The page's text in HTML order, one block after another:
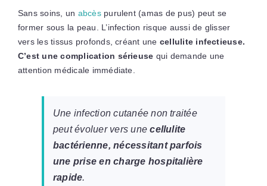
Sans soins, un abcèspurulent (amas de pus) peut se
former sous la peau. L’infection risque aussi de glisser
vers les tissus profonds, créant une cellulite infectieuse.
C’est une complication sérieuse qui demande une
attention médicale immédiate.
Une infection cutanée non traitée
peut évoluer vers unecellulite
bactérienne, nécessitant parfois
une prise en charge hospitalière
rapide.